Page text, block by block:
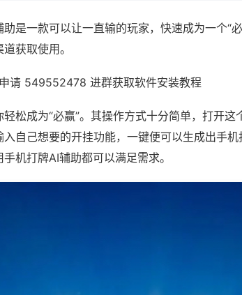
是一款可以让一直输的玩家，快速成为一个“
获取使用。
请 549552478 进群获取软件安装教程
松成为“必赢”。其操作方式十分简单，打开
自己想要的开挂功能，一键便可以生成出手
机打牌AI辅助都可以满足需求。